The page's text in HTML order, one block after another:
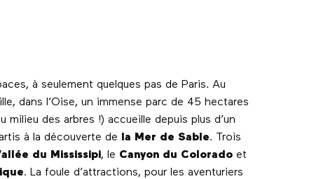
à seulement quelques pas de Paris. Au
dans l’Oise, un immense parc de 45 hectares
milieu des arbres !) accueille depuis plus d’un
à la découverte de
la Mer de Sable. Trois
du Mississipi, le Canyon du Colorado et
. La foule d’attractions, pour les aventuriers